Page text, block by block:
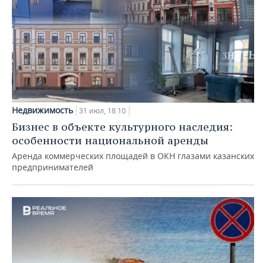
Недвижимость 31 июл, 18:10
Бизнес в объекте культурного наследия:
особенности национальной аренды
Аренда коммерческих площадей в ОКН глазами казанских
предпринимателей